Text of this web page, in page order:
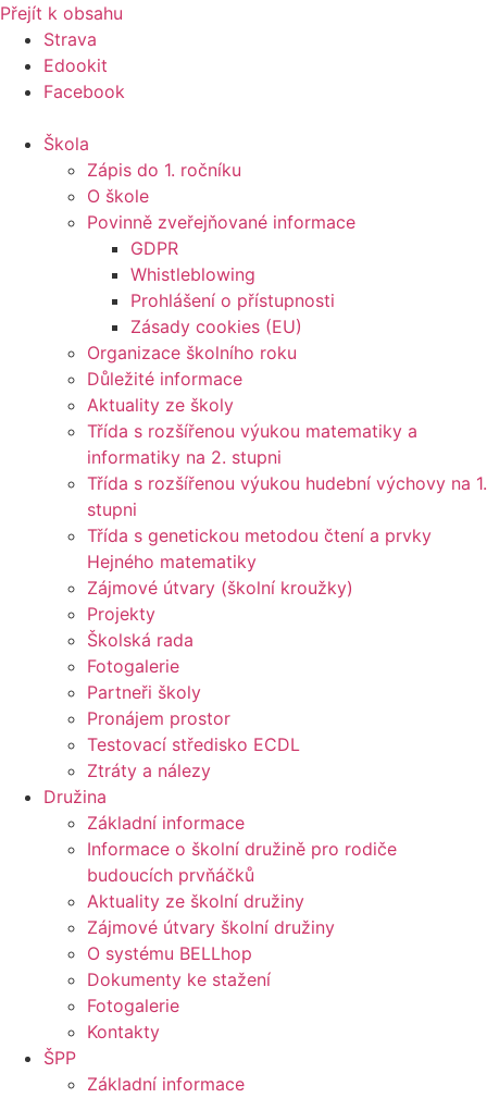
Přejít k obsahu
Strava
Edookit
Facebook
Škola
Zápis do 1. ročníku
O škole
Povinně zveřejňované informace
GDPR
Whistleblowing
Prohlášení o přístupnosti
Zásady cookies (EU)
Organizace školního roku
Důležité informace
Aktuality ze školy
Třída s rozšířenou výukou matematiky a
informatiky na 2. stupni
Třída s rozšířenou výukou hudební výchovy na 1.
stupni
Třída s genetickou metodou čtení a prvky
Hejného matematiky
Zájmové útvary (školní kroužky)
Projekty
Školská rada
Fotogalerie
Partneři školy
Pronájem prostor
Testovací středisko ECDL
Ztráty a nálezy
Družina
Základní informace
Informace o školní družině pro rodiče
budoucích prvňáčků
Aktuality ze školní družiny
Zájmové útvary školní družiny
O systému BELLhop
Dokumenty ke stažení
Fotogalerie
Kontakty
ŠPP
Základní informace